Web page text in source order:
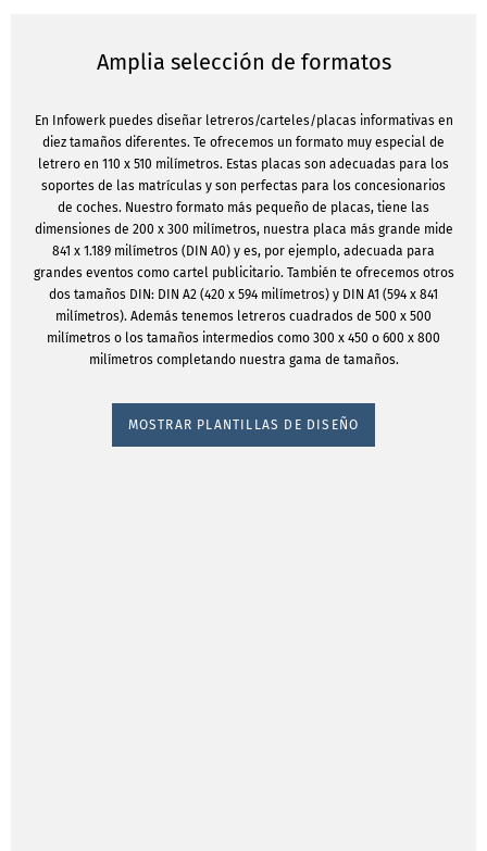
Amplia selección de formatos
En Infowerk puedes diseñar letreros/carteles/placas informativas en
diez tamaños diferentes. Te ofrecemos un formato muy especial de
letrero en 110 x 510 milímetros. Estas placas son adecuadas para los
soportes de las matrículas y son perfectas para los concesionarios
de coches. Nuestro formato más pequeño de placas, tiene las
dimensiones de 200 x 300 milímetros, nuestra placa más grande mide
841 x 1.189 milímetros (DIN A0) y es, por ejemplo, adecuada para
grandes eventos como cartel publicitario. También te ofrecemos otros
dos tamaños DIN: DIN A2 (420 x 594 milímetros) y DIN A1 (594 x 841
milímetros). Además tenemos letreros cuadrados de 500 x 500
milímetros o los tamaños intermedios como 300 x 450 o 600 x 800
milímetros completando nuestra gama de tamaños.
MOSTRAR PLANTILLAS DE DISEÑO